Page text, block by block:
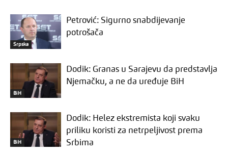
Srpska
Petrović: Sigurno snabdijevanje
potrošača
BiH
Dodik: Granas u Sarajevu da predstavlja
Njemačku, a ne da uređuje BiH
BiH
Dodik: Helez ekstremista koji svaku
priliku koristi za netrpeljivost prema
Srbima